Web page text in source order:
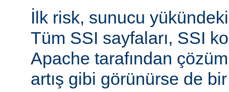
İlk risk, sunucu yükündeki
Tüm SSI sayfaları, SSI
Apache tarafından
artış gibi görünürse de